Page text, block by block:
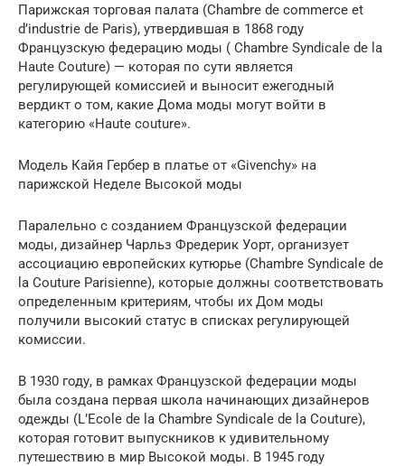
Парижская торговая палата (Chambre de commerce et
d’industrie de Paris), утвердившая в 1868 году
Французскую федерацию моды ( Chambre Syndicale de la
Haute Couture) — которая по сути является
регулирующей комиссией и выносит ежегодный
вердикт о том, какие Дома моды могут войти в
категорию «Haute couture».
Модель Кайя Гербер в платье от «Givenchy» на
парижской Неделе Высокой моды
Паралельно с созданием Французской федерации
моды, дизайнер Чарльз Фредерик Уорт, организует
ассоциацию европейских кутюрье (Chambre Syndicale de
la Couture Parisienne), которые должны соответствовать
определенным критериям, чтобы их Дом моды
получили высокий статус в списках регулирующей
комиссии.
В 1930 году, в рамках Французской федерации моды
была создана первая школа начинающих дизайнеров
одежды (L’Ecole de la Chambre Syndicale de la Couture),
которая готовит выпускников к удивительному
путешествию в мир Высокой моды. В 1945 году